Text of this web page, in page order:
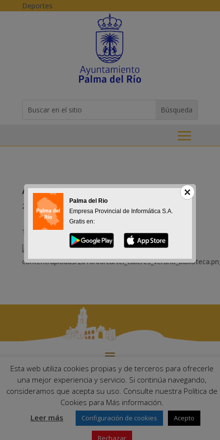
Skip to content
Deportes
for...
Animación a la Lectura
23-06-2016
Talleres de verano en la Biblioteca Pública
Ayuntamiento de Palma del Río. Plaza Mayor de Andalucía, 1 C.P:
14700 – Palma del Río (Córdoba)
Email:ayuntamiento@palmadelrio.es
Teléfono: 957 71 02 44 | Fax: 957 64 47 39
Esta web utiliza cookies propias y de terceros para ofrecerle
una mejor experiencia y servicio. Si continúa navegando,
consideramos que acepta su uso. Consulte nuestra Política de
Cookies para Más información.
Leer más
Configuración de cookies Acepto
Rechazar
Palma del Rio
Empresa Provincial de Informática S.A.
Gratis en: